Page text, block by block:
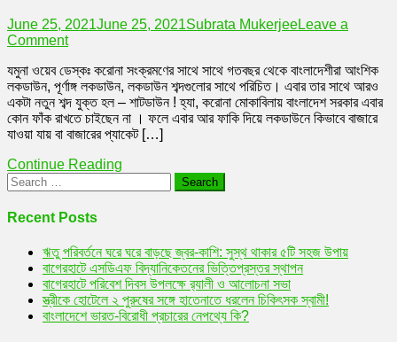
June 25, 2021June 25, 2021Subrata MukerjeeLeave a
Commenton
কোভিড
পরিস্থিতি
সামলাতে
লকডাউনের
পরিবর্তে
শাটডাউন
যমুনা ওয়েব ডেস্কঃ করোনা সংক্রমণের সাথে সাথে গতবছর থেকে বাংলাদেশীরা আংশিক
লকডাউন, পূর্ণাঙ্গ লকডাউন, লকডাউন শব্দগুলোর সাথে পরিচিত। এবার তার সাথে আরও
একটা নতুন শব্দ যুক্ত হল – শাটডাউন ! হ্যা, করোনা মোকাবিলায় বাংলাদেশ সরকার এবার
কোন ফাঁক রাখতে চাইছেন না । ফলে এবার আর ফাকি দিয়ে লকডাউনে কিভাবে বাজারে
যাওয়া যায় বা বাজারের প্যাকেট […]
Continue Reading
Search
for:
Recent Posts
ঋতু পরিবর্তনে ঘরে ঘরে বাড়ছে জ্বর-কাশি: সুস্থ থাকার ৫টি সহজ উপায়
বাগেরহাটে এসডিএফ বিদ্যানিকেতনের ভিত্তিপ্রস্তর স্থাপন
বাগেরহাটে পরিবেশ দিবস উপলক্ষে র‌্যালী ও আলোচনা সভা
স্ত্রীকে হোটেলে ২ পুরুষের সঙ্গে হাতেনাতে ধরলেন চিকিৎসক স্বামী!
বাংলাদেশে ভারত-বিরোধী প্রচারের নেপথ্যে কি?